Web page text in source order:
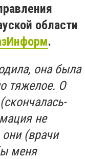
области
.
она была
тяжелое. О
не
(врачи
меня